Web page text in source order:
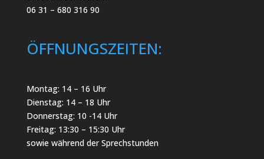
06 31 – 680 316 90
ÖFFNUNGSZEITEN:
Montag: 14 – 16 Uhr
Dienstag: 14 – 18 Uhr
Donnerstag: 10 -14 Uhr
Freitag: 13:30 – 15:30 Uhr
sowie während der Sprechstunden